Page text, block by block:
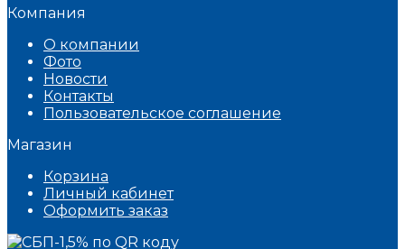
Компания
О компании
Фото
Новости
Контакты
Пользовательское соглашение
Магазин
Корзина
Личный кабинет
Оформить заказ